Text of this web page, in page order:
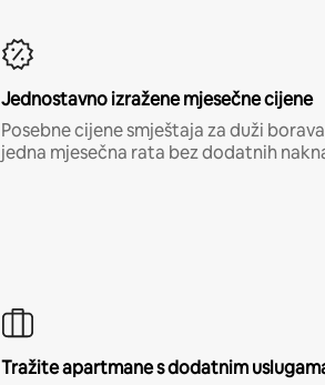
Jednostavno izražene mjesečne cijene
Posebne cijene smještaja za duži
jedna mjesečna rata bez dodatnih
Tražite apartmane s dodatnim